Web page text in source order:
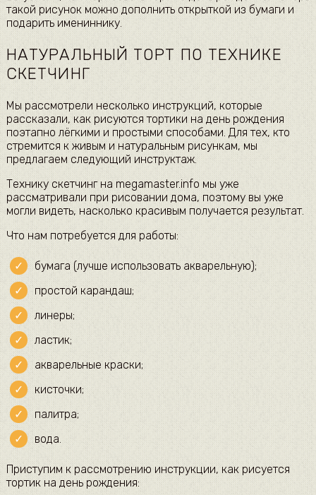
такой рисунок можно дополнить открыткой из бумаги и
подарить имениннику.
НАТУРАЛЬНЫЙ ТОРТ ПО ТЕХНИКЕ
СКЕТЧИНГ
Мы рассмотрели несколько инструкций, которые
рассказали, как рисуются тортики на день рождения
поэтапно лёгкими и простыми способами. Для тех, кто
стремится к живым и натуральным рисункам, мы
предлагаем следующий инструктаж.
Технику скетчинг на megamaster.info мы уже
рассматривали при рисовании дома, поэтому вы уже
могли видеть, насколько красивым получается результат.
Что нам потребуется для работы:
бумага (лучше использовать акварельную);
простой карандаш;
линеры;
ластик;
акварельные краски;
кисточки;
палитра;
вода.
Приступим к рассмотрению инструкции, как рисуется
тортик на день рождения: